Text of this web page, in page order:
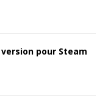
pour Steam